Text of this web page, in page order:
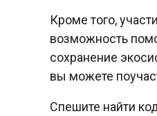
Кроме того,
возможность
сохранение
вы можете
Спешите найти